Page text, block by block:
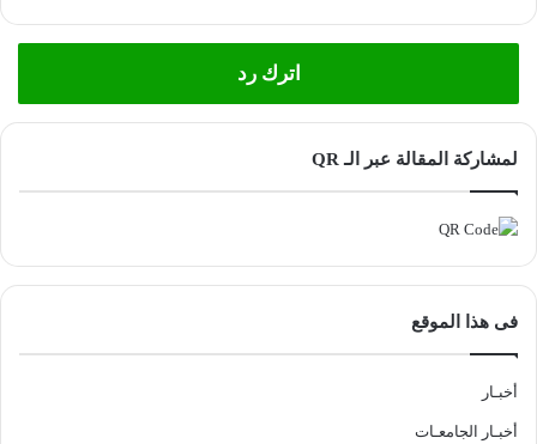
ة
م
م
ي
ز
ل
ل
ا
ل
ا
ل
اترك رد
لمشاركة المقالة عبر الـ QR
فى هذا الموقع
أخبـار
أخبـار الجامعـات